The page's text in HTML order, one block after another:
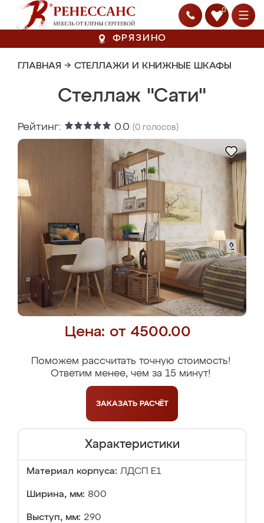
0
ФРЯЗИНО
ГЛАВНАЯ → СТЕЛЛАЖИ И КНИЖНЫЕ ШКАФЫ
Стеллаж "Сати"
Рейтинг: 0.0 (0 голосов)
Цена: от 4500.00
Поможем рассчитать точную стоимость!
Ответим менее, чем за 15 минут!
ЗАКАЗАТЬ РАСЧЁТ
Характеристики
Материал корпуса: ЛДСП Е1
Ширина, мм: 800
Выступ, мм: 290